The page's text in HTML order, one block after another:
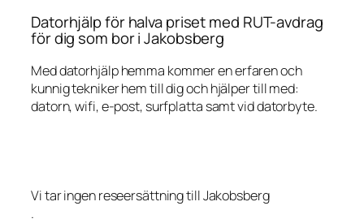
Datorhjälp för halva priset med RUT-avdrag
för dig som bor i Jakobsberg
Med datorhjälp hemma kommer en erfaren och
kunnig tekniker hem till dig och hjälper till med:
datorn, wifi, e-post, surfplatta samt vid datorbyte.
Vi tar ingen reseersättning till Jakobsberg
.